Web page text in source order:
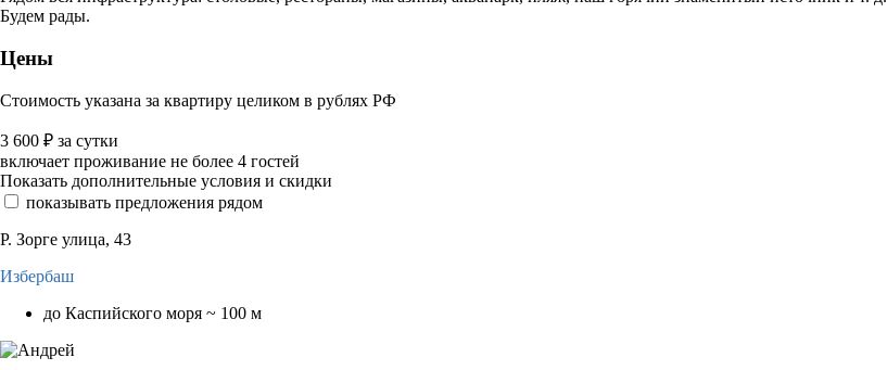
Будем рады.
Цены
Стоимость указана за квартиру целиком в рублях РФ
3 600 ₽ за сутки
включает проживание не более 4 гостей
Показать дополнительные условия и скидки
показывать предложения рядом
Р. Зорге улица, 43
Избербаш
до Каспийского моря ~ 100 м